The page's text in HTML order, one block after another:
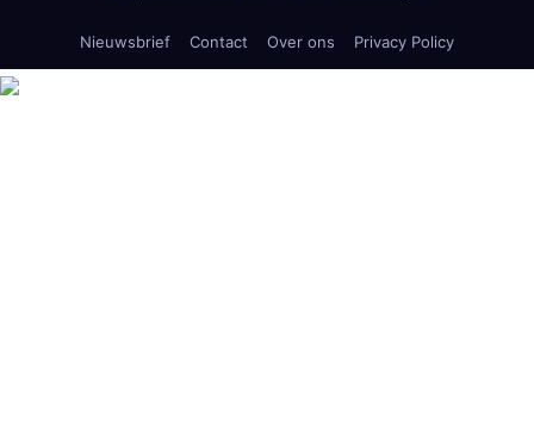
Nieuwsbrief Contact Over ons Privacy Policy